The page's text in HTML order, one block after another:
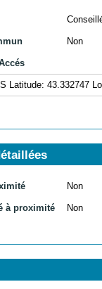
Non
Latitude: 43.332747
Non
à proximité Non